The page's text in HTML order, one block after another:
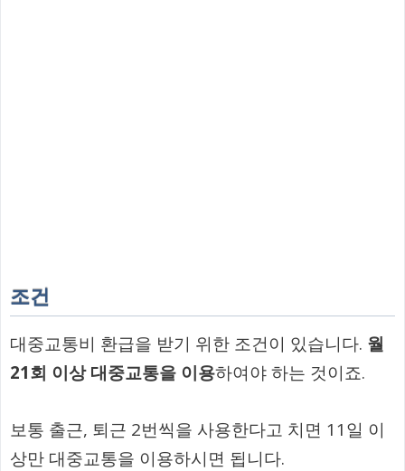
조건
대중교통비 환급을 받기 위한 조건이 있습니다. 월
21회 이상 대중교통을 이용하여야 하는 것이죠.
보통 출근, 퇴근 2번씩을 사용한다고 치면 11일 이
상만 대중교통을 이용하시면 됩니다.